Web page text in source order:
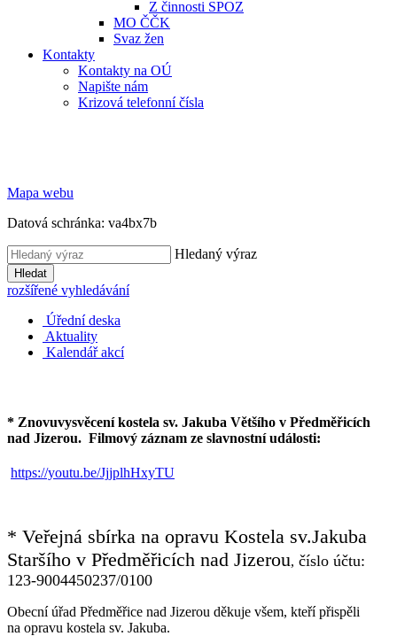
Z činnosti SPOZ
MO ČČK
Svaz žen
Kontakty
Kontakty na OÚ
Napište nám
Krizová telefonní čísla
Mapa webu
Datová schránka: va4bx7b
Hledaný výraz
Hledat
rozšířené vyhledávání
Úřední deska
Aktuality
Kalendář akcí
* Znovuvysvěcení kostela sv. Jakuba Většího v Předměřicích
nad Jizerou. Filmový záznam ze slavnostní události:
https://youtu.be/JjjplhHxyTU
* Veřejná sbírka na opravu Kostela sv.Jakuba
Staršího v Předměřicích nad Jizerou, číslo účtu:
123-9004450237/0100
Obecní úřad Předměřice nad Jizerou děkuje všem, kteří přispěli
na opravu kostela sv. Jakuba.